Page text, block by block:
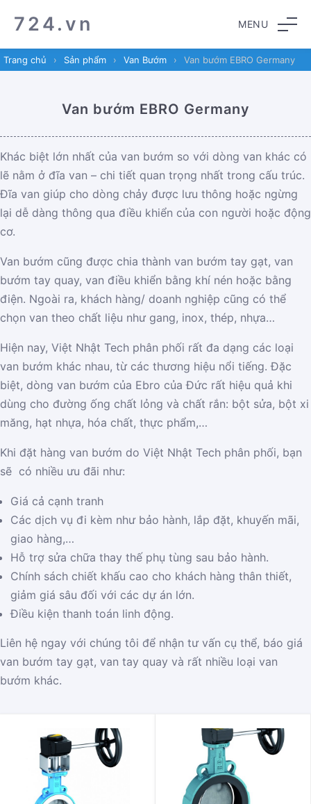
to
navigation
to
content
724.vn MENU
Trang chủ › Sản phẩm › Van Bướm › Van bướm EBRO Germany
Van bướm EBRO Germany
Khác biệt lớn nhất của van bướm so với dòng van khác có
lẽ nằm ở đĩa van – chi tiết quan trọng nhất trong cấu trúc.
Đĩa van giúp cho dòng chảy được lưu thông hoặc ngừng
lại dễ dàng thông qua điều khiển của con người hoặc động
cơ.
Van bướm cũng được chia thành van bướm tay gạt, van
bướm tay quay, van điều khiển bằng khí nén hoặc bằng
điện. Ngoài ra, khách hàng/ doanh nghiệp cũng có thể
chọn van theo chất liệu như gang, inox, thép, nhựa…
Hiện nay, Việt Nhật Tech phân phối rất đa dạng các loại
van bướm khác nhau, từ các thương hiệu nổi tiếng. Đặc
biệt, dòng van bướm của Ebro của Đức rất hiệu quả khi
dùng cho đường ống chất lỏng và chất rắn: bột sửa, bột xi
măng, hạt nhựa, hóa chất, thực phẩm,…
Khi đặt hàng van bướm do Việt Nhật Tech phân phối, bạn
sẽ có nhiều ưu đãi như:
Giá cả cạnh tranh
Các dịch vụ đi kèm như bảo hành, lắp đặt, khuyến mãi,
giao hàng,…
Hỗ trợ sửa chữa thay thế phụ tùng sau bảo hành.
Chính sách chiết khấu cao cho khách hàng thân thiết,
giảm giá sâu đối với các dự án lớn.
Điều kiện thanh toán linh động.
Liên hệ ngay với chúng tôi để nhận tư vấn cụ thể, báo giá
van bướm tay gạt, van tay quay và rất nhiều loại van
bướm khác.